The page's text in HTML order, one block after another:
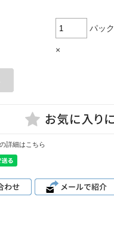
パック
×
詳細はこちら